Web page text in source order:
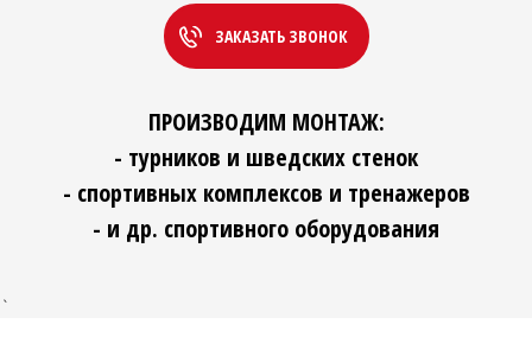
ЗАКАЗАТЬ ЗВОНОК
ПРОИЗВОДИМ МОНТАЖ:
- турников и шведских стенок
- спортивных комплексов и тренажеров
- и др. спортивного оборудования
`